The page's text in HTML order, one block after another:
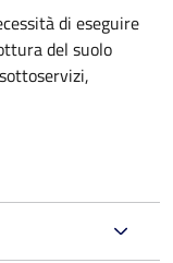
di eseguire
del suolo